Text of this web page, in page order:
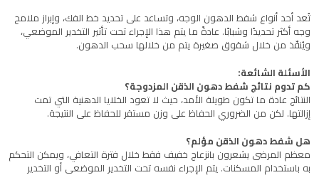
تُعد أحد أنواع شفط الدهون الوجه، وتساعد على تحديد خط الفك، وإبراز ملامح
وجه أكثر تحديدًا وشبابًا. عادةً ما يتم هذا الإجراء تحت تأثير التخدير الموضعي،
ويُنفّذ من خلال شقوق صغيرة يتم من خلالها سحب الدهون.
الأسئلة الشائعة:
كم تدوم نتائج شفط دهون الذقن المزدوجة؟
النتائج عادة ما تكون طويلة الأمد، حيث لا تعود الخلايا الدهنية التي تمت
إزالتها. لكن من الضروري الحفاظ على وزن مستقر للحفاظ على النتيجة.
هل شفط دهون الذقن مؤلم؟
معظم المرضى يشعرون بانزعاج خفيف فقط خلال فترة التعافي، ويمكن التحكم
به باستخدام المسكنات. يتم الإجراء نفسه تحت التخدير الموضعي أو التخدير